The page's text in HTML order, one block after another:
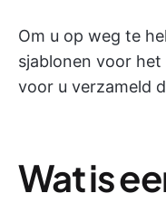
Om u op weg te
sjablonen voor
voor u verzameld
Wat is